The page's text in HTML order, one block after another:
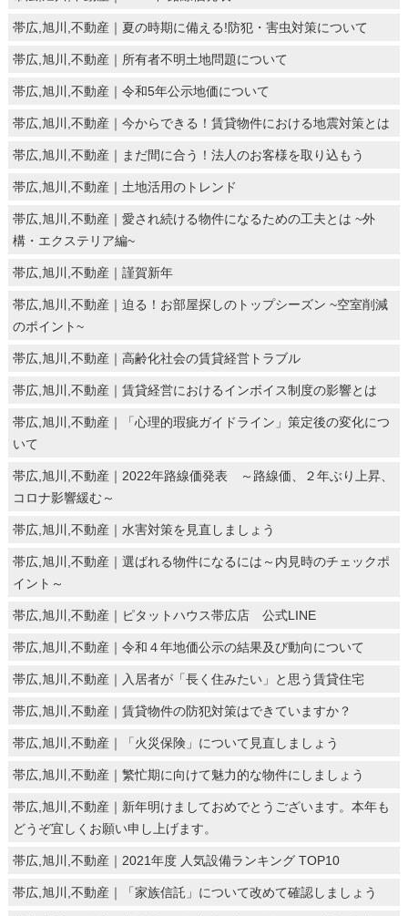
帯広,旭川,不動産｜夏の時期に備える!防犯・害虫対策について
帯広,旭川,不動産｜所有者不明土地問題について
帯広,旭川,不動産｜令和5年公示地価について
帯広,旭川,不動産｜今からできる！賃貸物件における地震対策とは
帯広,旭川,不動産｜まだ間に合う！法人のお客様を取り込もう
帯広,旭川,不動産｜土地活用のトレンド
帯広,旭川,不動産｜愛され続ける物件になるための工夫とは ~外
構・エクステリア編~
帯広,旭川,不動産｜謹賀新年
帯広,旭川,不動産｜迫る！お部屋探しのトップシーズン ~空室削減
のポイント~
帯広,旭川,不動産｜高齢化社会の賃貸経営トラブル
帯広,旭川,不動産｜賃貸経営におけるインボイス制度の影響とは
帯広,旭川,不動産｜「心理的瑕疵ガイドライン」策定後の変化につ
いて
帯広,旭川,不動産｜2022年路線価発表 ～路線価、２年ぶり上昇、
コロナ影響緩む～
帯広,旭川,不動産｜水害対策を見直しましょう
帯広,旭川,不動産｜選ばれる物件になるには～内見時のチェックポ
イント～
帯広,旭川,不動産｜ピタットハウス帯広店 公式LINE
帯広,旭川,不動産｜令和４年地価公示の結果及び動向について
帯広,旭川,不動産｜入居者が「長く住みたい」と思う賃貸住宅
帯広,旭川,不動産｜賃貸物件の防犯対策はできていますか？
帯広,旭川,不動産｜「火災保険」について見直しましょう
帯広,旭川,不動産｜繁忙期に向けて魅力的な物件にしましょう
帯広,旭川,不動産｜新年明けましておめでとうございます。本年も
どうぞ宜しくお願い申し上げます。
帯広,旭川,不動産｜2021年度 人気設備ランキング TOP10
帯広,旭川,不動産｜「家族信託」について改めて確認しましょう